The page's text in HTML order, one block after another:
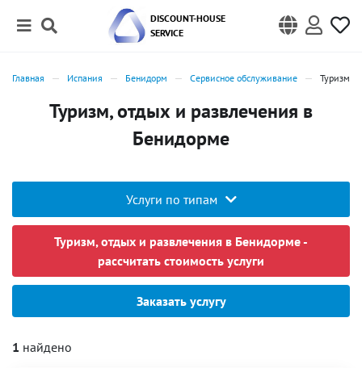
DISCOUNT-HOUSE
SERVICE
Главная Испания Бенидорм Сервисное обслуживание Туризм,
Туризм, отдых и развлечения в
Бенидорме
Услуги по типам
Туризм, отдых и развлечения в Бенидорме -
рассчитать стоимость услуги
Заказать услугу
1 найдено